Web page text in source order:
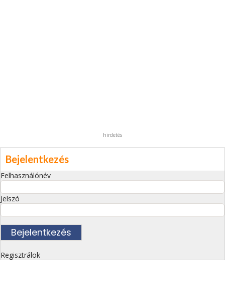
hirdetés
Bejelentkezés
Felhasználónév
Jelszó
Regisztrálok